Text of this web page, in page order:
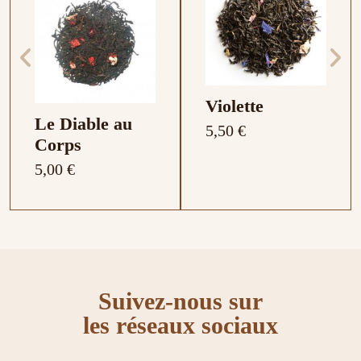
Le Diable au
Corps
5,00 €
Violette
5,50 €
Suivez-nous sur
les réseaux sociaux